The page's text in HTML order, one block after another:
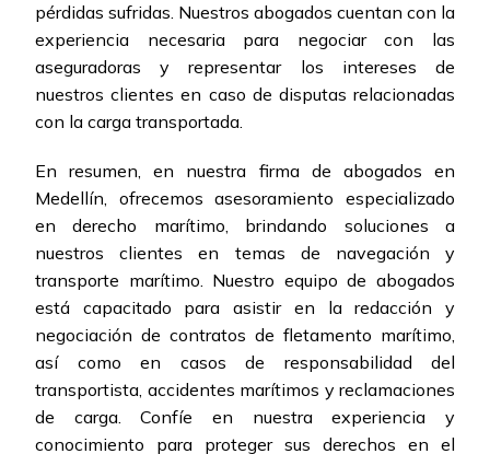
pérdidas sufridas. Nuestros abogados cuentan con la
experiencia necesaria para negociar con las
aseguradoras y representar los intereses de
nuestros clientes en caso de disputas relacionadas
con la carga transportada.
En resumen, en nuestra firma de abogados en
Medellín, ofrecemos asesoramiento especializado
en derecho marítimo, brindando soluciones a
nuestros clientes en temas de navegación y
transporte marítimo. Nuestro equipo de abogados
está capacitado para asistir en la redacción y
negociación de contratos de fletamento marítimo,
así como en casos de responsabilidad del
transportista, accidentes marítimos y reclamaciones
de carga. Confíe en nuestra experiencia y
conocimiento para proteger sus derechos en el